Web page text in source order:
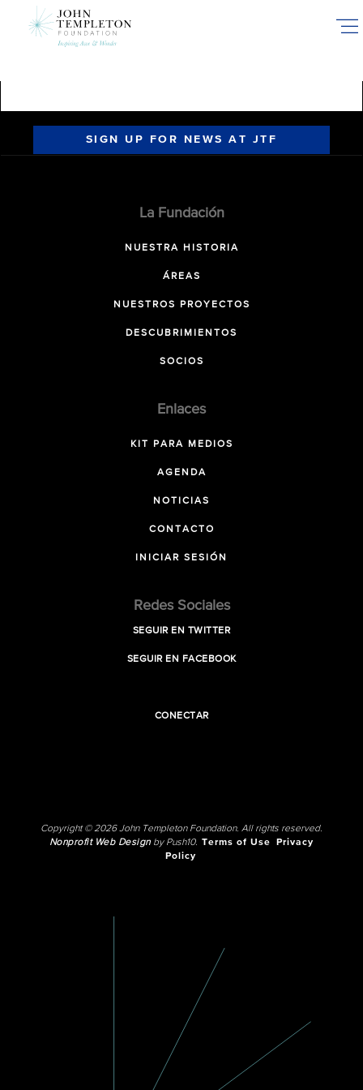
SIGN UP FOR NEWS AT JTF
La Fundación
NUESTRA HISTORIA
ÁREAS
NUESTROS PROYECTOS
DESCUBRIMIENTOS
SOCIOS
Enlaces
KIT PARA MEDIOS
AGENDA
NOTICIAS
CONTACTO
INICIAR SESIÓN
Redes Sociales
SEGUIR EN TWITTER
SEGUIR EN FACEBOOK
CONECTAR
Copyright © 2026 John Templeton Foundation. All rights reserved.
Nonprofit Web Designby Push10. Terms of Use
Privacy
Policy